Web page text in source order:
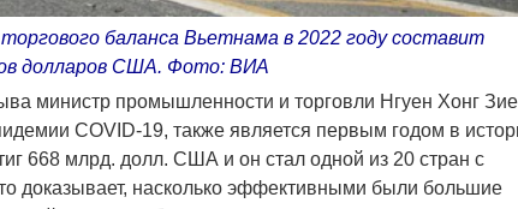
баланса Вьетнама в 2022 году составит
долларов США. Фото: ВИА
министр промышленности и торговли Нгуен Хонг
COVID-19, также является первым годом в
668 млрд. долл. США и он стал одной из 20 стран с
доказывает, насколько эффективными были большие